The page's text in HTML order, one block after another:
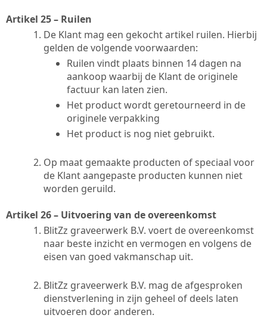
Artikel 25 – Ruilen
De Klant mag een gekocht artikel ruilen. Hierbij
gelden de volgende voorwaarden:
Ruilen vindt plaats binnen 14 dagen na
aankoop waarbij de Klant de originele
factuur kan laten zien.
Het product wordt geretourneerd in de
originele verpakking
Het product is nog niet gebruikt.
Op maat gemaakte producten of speciaal voor
de Klant aangepaste producten kunnen niet
worden geruild.
Artikel 26 – Uitvoering van de overeenkomst
BlitZz graveerwerk B.V. voert de overeenkomst
naar beste inzicht en vermogen en volgens de
eisen van goed vakmanschap uit.
BlitZz graveerwerk B.V. mag de afgesproken
dienstverlening in zijn geheel of deels laten
uitvoeren door anderen.